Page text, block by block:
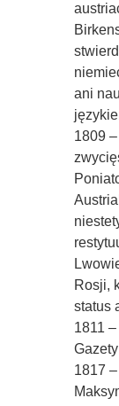
ani
1809
Rosji,
status
1811
1817